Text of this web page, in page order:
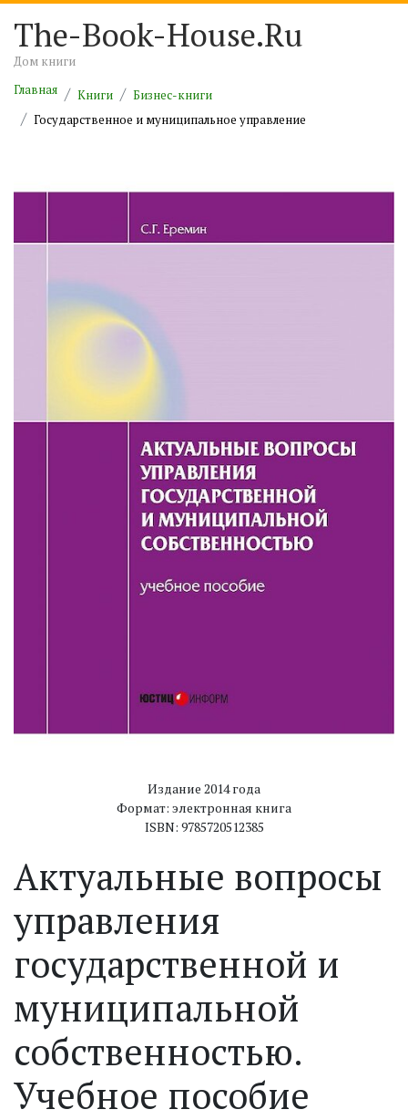
The-Book-House.Ru
Дом книги
Главная
Книги
Бизнес-книги
Государственное и муниципальное управление
Издание 2014 года
Формат: электронная книга
ISBN: 9785720512385
Актуальные вопросы
управления
государственной и
муниципальной
собственностью.
Учебное пособие